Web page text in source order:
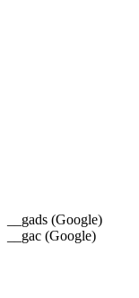
__gads (Google)
__gac (Google)